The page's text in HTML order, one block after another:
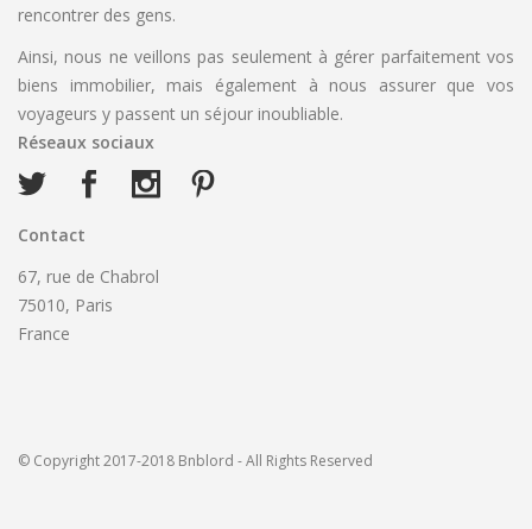
rencontrer des gens.
Ainsi, nous ne veillons pas seulement à gérer parfaitement vos
biens immobilier, mais également à nous assurer que vos
voyageurs y passent un séjour inoubliable.
Réseaux sociaux
Contact
67, rue de Chabrol
75010, Paris
France
© Copyright 2017-2018 Bnblord - All Rights Reserved